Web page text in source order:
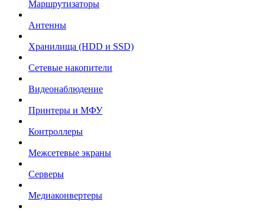
Маршрутизаторы
Антенны
Хранилища (HDD и SSD)
Сетевые накопители
Видеонаблюдение
Принтеры и МФУ
Контроллеры
Межсетевые экраны
Серверы
Медиаконвертеры